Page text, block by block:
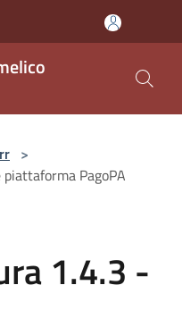
>
PagoPA
1.4.3 -